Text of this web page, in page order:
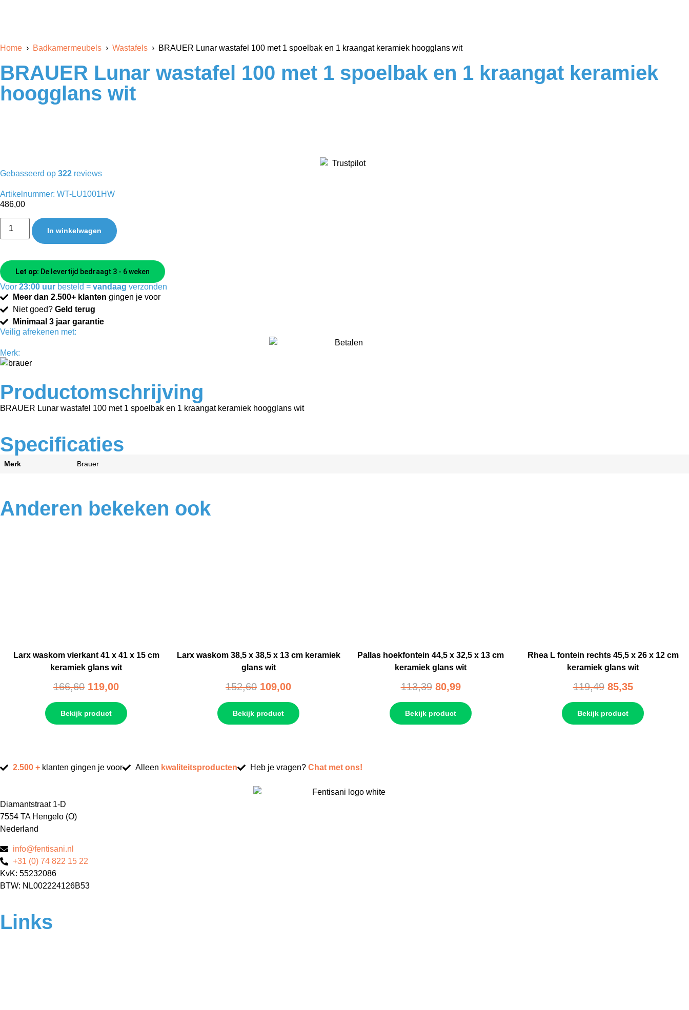
Home › Badkamermeubels › Wastafels › BRAUER Lunar wastafel 100 met 1 spoelbak en 1 kraangat keramiek hoogglans wit
BRAUER Lunar wastafel 100 met 1 spoelbak en 1 kraangat keramiek
hoogglans wit
Gebasseerd op 322 reviews
Artikelnummer: WT-LU1001HW
486,00
In winkelwagen
Let op: De levertijd bedraagt 3 - 6 weken
Voor 23:00 uur besteld = vandaag verzonden
Meer dan 2.500+ klanten gingen je voor
Niet goed? Geld terug
Minimaal 3 jaar garantie
Veilig afrekenen met:
Merk:
Productomschrijving
BRAUER Lunar wastafel 100 met 1 spoelbak en 1 kraangat keramiek hoogglans wit
Specificaties
Merk Brauer
Anderen bekeken ook
Larx waskom vierkant 41 x 41 x 15 cm
keramiek glans wit
166,60 119,00
Bekijk product
Larx waskom 38,5 x 38,5 x 13 cm keramiek
glans wit
152,60 109,00
Bekijk product
Pallas hoekfontein 44,5 x 32,5 x 13 cm
keramiek glans wit
113,39 80,99
Bekijk product
Rhea L fontein rechts 45,5 x 26 x 12 cm
keramiek glans wit
119,49 85,35
Bekijk product
2.500 + klanten gingen je voor Alleen kwaliteitsproducten Heb je vragen? Chat met ons!
Diamantstraat 1-D
7554 TA Hengelo (O)
Nederland
info@fentisani.nl
+31 (0) 74 822 15 22
KvK: 55232086
BTW: NL002224126B53
Links